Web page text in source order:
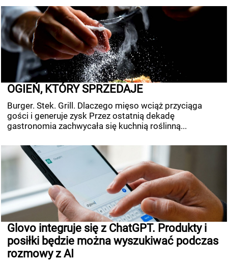
OGIEŃ, KTÓRY SPRZEDAJE
Burger. Stek. Grill. Dlaczego mięso wciąż przyciąga
gości i generuje zysk Przez ostatnią dekadę
gastronomia zachwycała się kuchnią roślinną...
Glovo integruje się z ChatGPT. Produkty i
posiłki będzie można wyszukiwać podczas
rozmowy z AI